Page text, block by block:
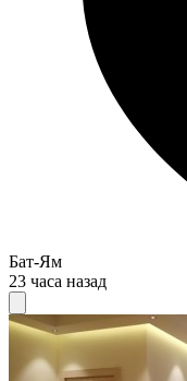
Бат-Ям
23 часа назад